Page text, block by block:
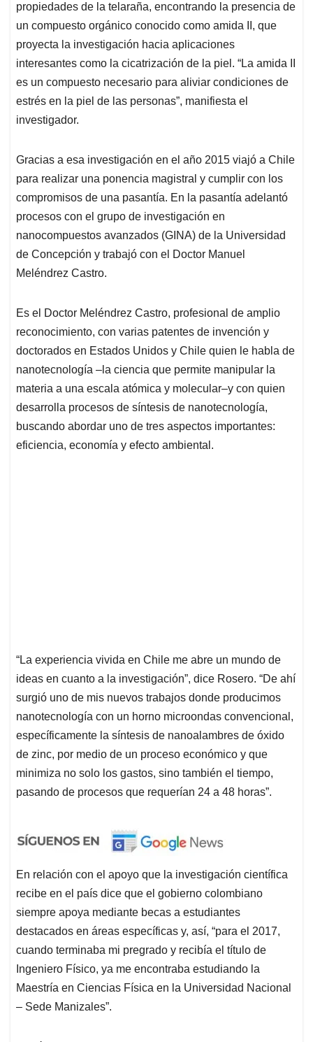
propiedades de la telaraña, encontrando la presencia de
un compuesto orgánico conocido como amida II, que
proyecta la investigación hacia aplicaciones
interesantes como la cicatrización de la piel. “La amida II
es un compuesto necesario para aliviar condiciones de
estrés en la piel de las personas”, manifiesta el
investigador.
Gracias a esa investigación en el año 2015 viajó a Chile
para realizar una ponencia magistral y cumplir con los
compromisos de una pasantía. En la pasantía adelantó
procesos con el grupo de investigación en
nanocompuestos avanzados (GINA) de la Universidad
de Concepción y trabajó con el Doctor Manuel
Meléndrez Castro.
Es el Doctor Meléndrez Castro, profesional de amplio
reconocimiento, con varias patentes de invención y
doctorados en Estados Unidos y Chile quien le habla de
nanotecnología –la ciencia que permite manipular la
materia a una escala atómica y molecular–y con quien
desarrolla procesos de síntesis de nanotecnología,
buscando abordar uno de tres aspectos importantes:
eficiencia, economía y efecto ambiental.
“La experiencia vivida en Chile me abre un mundo de
ideas en cuanto a la investigación”, dice Rosero. “De ahí
surgió uno de mis nuevos trabajos donde producimos
nanotecnología con un horno microondas convencional,
específicamente la síntesis de nanoalambres de óxido
de zinc, por medio de un proceso económico y que
minimiza no solo los gastos, sino también el tiempo,
pasando de procesos que requerían 24 a 48 horas”.
En relación con el apoyo que la investigación científica
recibe en el país dice que el gobierno colombiano
siempre apoya mediante becas a estudiantes
destacados en áreas específicas y, así, “para el 2017,
cuando terminaba mi pregrado y recibía el título de
Ingeniero Físico, ya me encontraba estudiando la
Maestría en Ciencias Física en la Universidad Nacional
– Sede Manizales”.